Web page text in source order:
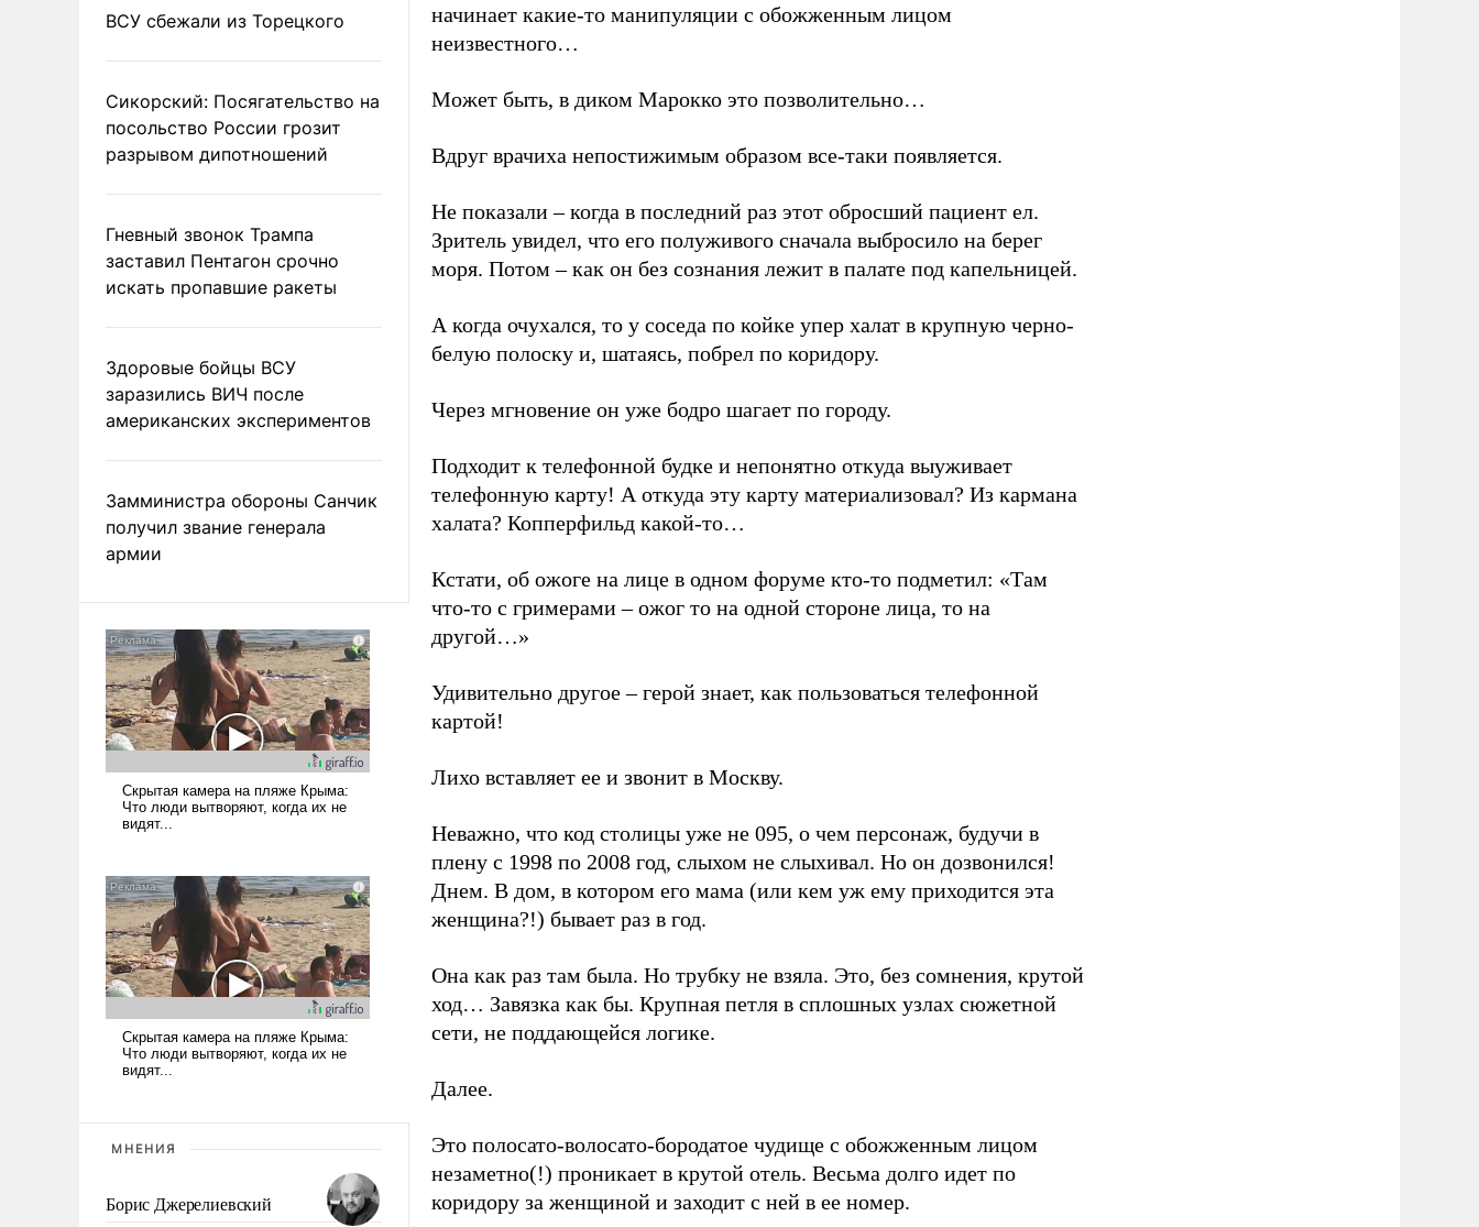
ВСУ сбежали из Торецкого
Сикорский: Посягательство на
посольство России грозит
разрывом дипотношений
Гневный звонок Трампа
заставил Пентагон срочно
искать пропавшие ракеты
Здоровые бойцы ВСУ
заразились ВИЧ после
американских экспериментов
Замминистра обороны Санчик
получил звание генерала
армии
МНЕНИЯ
Борис Джерелиевский
начинает какие-то манипуляции с обожженным лицом
неизвестного…
Может быть, в диком Марокко это позволительно…
Вдруг врачиха непостижимым образом все-таки появляется.
Не показали – когда в последний раз этот обросший пациент ел.
Зритель увидел, что его полуживого сначала выбросило на берег
моря. Потом – как он без сознания лежит в палате под капельницей.
А когда очухался, то у соседа по койке упер халат в крупную черно-
белую полоску и, шатаясь, побрел по коридору.
Через мгновение он уже бодро шагает по городу.
Подходит к телефонной будке и непонятно откуда выуживает
телефонную карту! А откуда эту карту материализовал? Из кармана
халата? Копперфильд какой-то…
Кстати, об ожоге на лице в одном форуме кто-то подметил: «Там
что-то с гримерами – ожог то на одной стороне лица, то на
другой…»
Удивительно другое – герой знает, как пользоваться телефонной
картой!
Лихо вставляет ее и звонит в Москву.
Неважно, что код столицы уже не 095, о чем персонаж, будучи в
плену с 1998 по 2008 год, слыхом не слыхивал. Но он дозвонился!
Днем. В дом, в котором его мама (или кем уж ему приходится эта
женщина?!) бывает раз в год.
Она как раз там была. Но трубку не взяла. Это, без сомнения, крутой
ход… Завязка как бы. Крупная петля в сплошных узлах сюжетной
сети, не поддающейся логике.
Далее.
Это полосато-волосато-бородатое чудище с обожженным лицом
незаметно(!) проникает в крутой отель. Весьма долго идет по
коридору за женщиной и заходит с ней в ее номер.